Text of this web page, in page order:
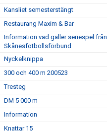
Kansliet semesterstängt
Restaurang Maxim & Bar
Information vad gäller seriespel från
Skånesfotbollsförbund
Nyckelknippa
300 och 400 m 200523
Tresteg
DM 5 000 m
Information
Knattar 15